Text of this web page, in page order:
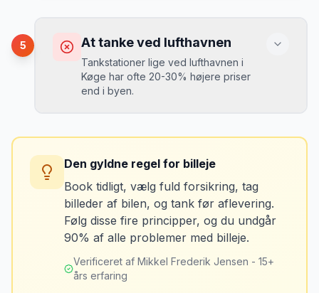
Du kan blive opkrævet for skader, der
var der før du fik bilen.
Løsning
brændstofmåleren.
MJ
Mikkels erfaring Oktober 2024
“Jeg fotograferer altid bilen fra alle
vinkler ved afhentning. Det har reddet
5 At tanke ved lufthavnen
Tankstationer lige ved lufthavnen i
Køge har ofte 20-30% højere priser
end i byen.
sidste tankning.
Tank bilen op et par kilometer fra
lufthavnen dagen før aflevering. Priserne
er markant lavere.
Den gyldne regel for billeje
Book tidligt, vælg fuld forsikring, tag
billeder af bilen, og tank før aflevering.
Følg disse fire principper, og du undgår
90% af alle problemer med billeje.
Verificeret af Mikkel Frederik Jensen - 15+
års erfaring